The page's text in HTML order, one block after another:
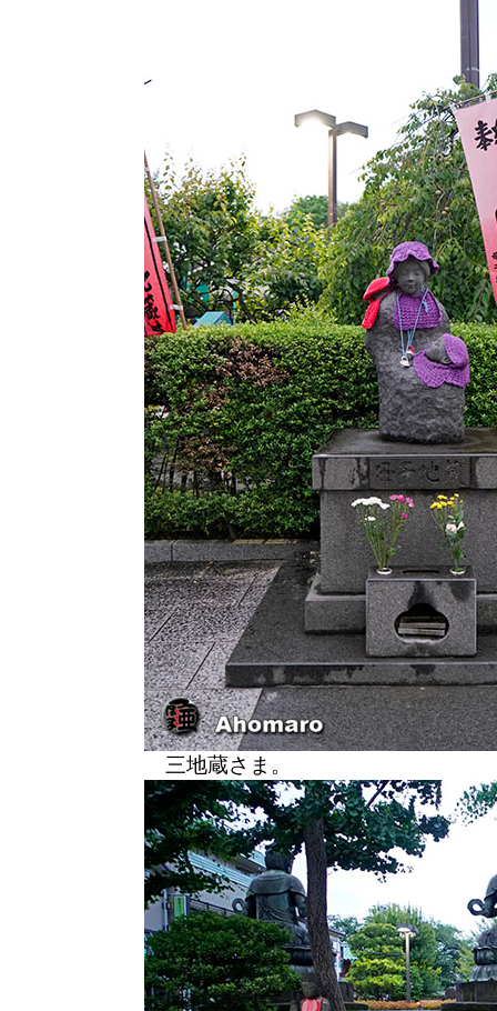
三地蔵さま。